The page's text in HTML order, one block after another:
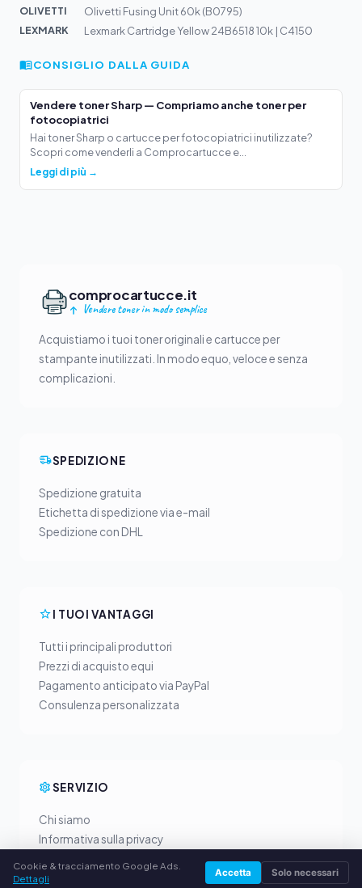
OLIVETTI
Olivetti Fusing Unit 60k (B0795)
LEXMARK
Lexmark Cartridge Yellow 24B6518 10k | C4150
CONSIGLIO DALLA GUIDA
Vendere toner Sharp — Compriamo anche toner per
fotocopiatrici
Hai toner Sharp o cartucce per fotocopiatrici inutilizzate?
Scopri come venderli a Comprocartucce e...
Leggi di più →
comprocartucce.it
Vendere toner in modo semplice
Acquistiamo i tuoi toner originali e cartucce per
stampante inutilizzati. In modo equo, veloce e senza
complicazioni.
SPEDIZIONE
Spedizione gratuita
Etichetta di spedizione via e-mail
Spedizione con DHL
I TUOI VANTAGGI
Tutti i principali produttori
Prezzi di acquisto equi
Pagamento anticipato via PayPal
Consulenza personalizzata
SERVIZIO
Chi siamo
Informativa sulla privacy
Domande frequenti (FAQ)
Cookie & tracciamento Google Ads.
Dettagli
Accetta Solo necessari